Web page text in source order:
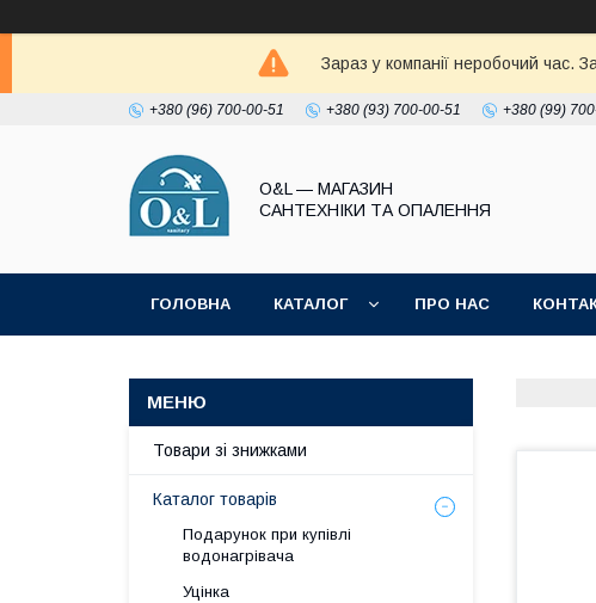
Зараз у компанії неробочий час.
+380 (96) 700-00-51 +380 (93) 700-00-51 +380 (99)
O&L — МАГАЗИН
САНТЕХНІКИ ТА ОПАЛЕННЯ
ГОЛОВНА КАТАЛОГ ПРО НАС
Товари зі знижками
Каталог товарів
Подарунок при купівлі
водонагрівача
Уцінка